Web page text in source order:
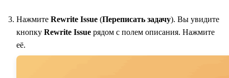
Нажмите Rewrite Issue (Переписать задачу). Вы увидите
кнопку Rewrite Issue рядом с полем описания. Нажмите
её.